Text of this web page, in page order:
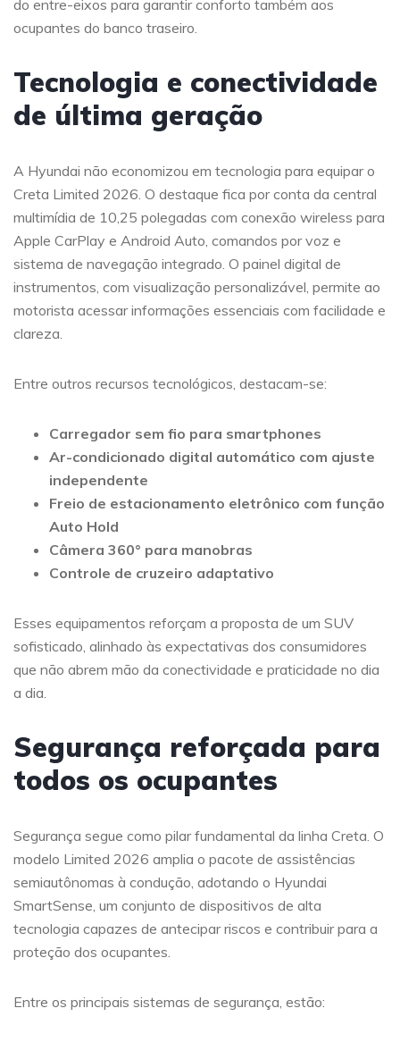
do entre-eixos para garantir conforto também aos
ocupantes do banco traseiro.
Tecnologia e conectividade
de última geração
A Hyundai não economizou em tecnologia para equipar o
Creta Limited 2026. O destaque fica por conta da central
multimídia de 10,25 polegadas com conexão wireless para
Apple CarPlay e Android Auto, comandos por voz e
sistema de navegação integrado. O painel digital de
instrumentos, com visualização personalizável, permite ao
motorista acessar informações essenciais com facilidade e
clareza.
Entre outros recursos tecnológicos, destacam-se:
Carregador sem fio para smartphones
Ar-condicionado digital automático com ajuste
independente
Freio de estacionamento eletrônico com função
Auto Hold
Câmera 360° para manobras
Controle de cruzeiro adaptativo
Esses equipamentos reforçam a proposta de um SUV
sofisticado, alinhado às expectativas dos consumidores
que não abrem mão da conectividade e praticidade no dia
a dia.
Segurança reforçada para
todos os ocupantes
Segurança segue como pilar fundamental da linha Creta. O
modelo Limited 2026 amplia o pacote de assistências
semiautônomas à condução, adotando o Hyundai
SmartSense, um conjunto de dispositivos de alta
tecnologia capazes de antecipar riscos e contribuir para a
proteção dos ocupantes.
Entre os principais sistemas de segurança, estão: